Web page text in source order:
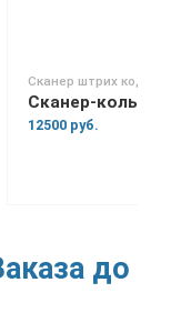
Сканер штрих кода
12500 руб.
до